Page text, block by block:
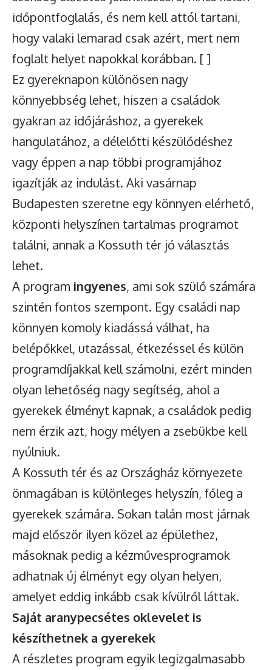
időpontfoglalás, és nem kell attól tartani,
hogy valaki lemarad csak azért, mert nem
foglalt helyet napokkal korábban. [ ]
Ez gyereknapon különösen nagy
könnyebbség lehet, hiszen a családok
gyakran az időjáráshoz, a gyerekek
hangulatához, a délelőtti készülődéshez
vagy éppen a nap többi programjához
igazítják az indulást. Aki vasárnap
Budapesten szeretne egy könnyen elérhető,
központi helyszínen tartalmas programot
találni, annak a Kossuth tér jó választás
lehet.
A program ingyenes, ami sok szülő számára
szintén fontos szempont. Egy családi nap
könnyen komoly kiadássá válhat, ha
belépőkkel, utazással, étkezéssel és külön
programdíjakkal kell számolni, ezért minden
olyan lehetőség nagy segítség, ahol a
gyerekek élményt kapnak, a családok pedig
nem érzik azt, hogy mélyen a zsebükbe kell
nyúlniuk.
A Kossuth tér és az Országház környezete
önmagában is különleges helyszín, főleg a
gyerekek számára. Sokan talán most járnak
majd először ilyen közel az épülethez,
másoknak pedig a kézművesprogramok
adhatnak új élményt egy olyan helyen,
amelyet eddig inkább csak kívülről láttak.
Saját aranypecsétes oklevelet is
készíthetnek a gyerekek
A részletes program egyik legizgalmasabb